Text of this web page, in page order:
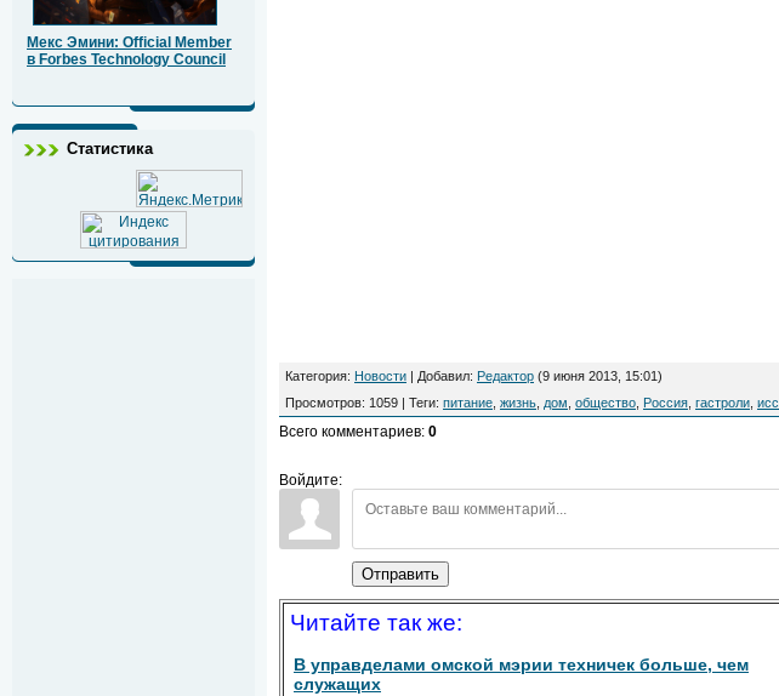
Мекс Эмини: Official Member
в Forbes Technology Council
Статистика
Категория: Новости | Добавил: Редактор (9 июня 2013, 15:01)
Просмотров: 1059 | Теги: питание жизнь дом общество Россия гастроли
Всего комментариев: 0
Войдите:
Отправить
Читайте так же:
В управделами омской мэрии техничек больше, чем
служащих